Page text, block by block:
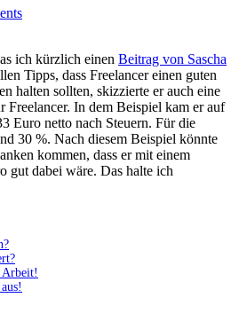
ich kürzlich einen Beitrag von Sascha
Tipps, dass Freelancer einen guten
halten sollten, skizzierte er auch eine
Freelancer. In dem Beispiel kam er auf
Euro netto nach Steuern. Für die
30 %. Nach diesem Beispiel könnte
kommen, dass er mit einem
gut dabei wäre. Das halte ich
Arbeit!